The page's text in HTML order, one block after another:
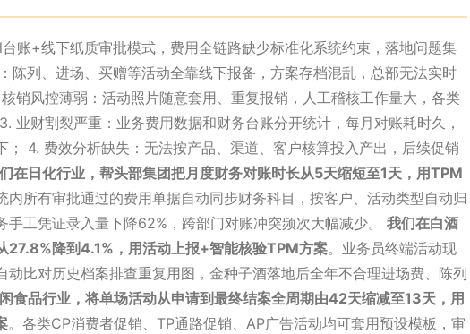
账+线下纸质审批模式，费用全链路缺少标准化系统约束，落地问题集
陈列、进场、买赠等活动全靠线下报备，方案存档混乱，总部无法实时
销风控薄弱：活动照片随意套用、重复报销，人工稽核工作量大，各类
业财割裂严重：业务费用数据和财务台账分开统计，每月对账耗时久，
； 4. 费效分析缺失：无法按产品、渠道、客户核算投入产出，后续促销
在日化行业，帮头部集团把月度财务对账时长从5天缩短至1天，用TPM
内所有审批通过的费用单据自动同步财务科目，按客户、活动类型自动归
手工凭证录入量下降62%，跨部门对账冲突频次大幅减少。 我们在白酒
27.8%降到4.1%，用活动上报+智能核验TPM方案。业务员终端活动现
动比对历史档案排查重复用图，金种子酒落地后全年不合理进场费、陈列
食品行业，将单场活动从申请到最终结案全周期由42天缩减至13天，用
。各类CP消费者促销、TP通路促销、AP广告活动均可套用预设模板，审